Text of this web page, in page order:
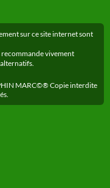
sur ce site internet sont
recommande vivement
MARC©® Copie interdite